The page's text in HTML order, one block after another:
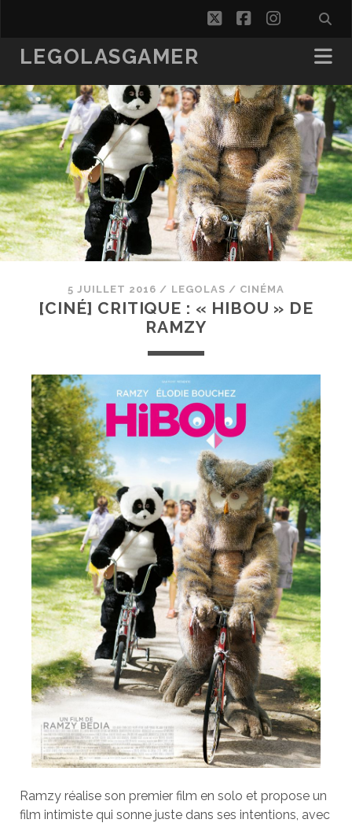
twitterfacebook
LEGOLASGAMER
5 JUILLET 2016 / LEGOLAS / CINÉMA
[CINÉ] CRITIQUE : « HIBOU » DE
RAMZY
Ramzy réalise son premier film en solo et propose un
film intimiste qui sonne juste dans ses intentions, avec